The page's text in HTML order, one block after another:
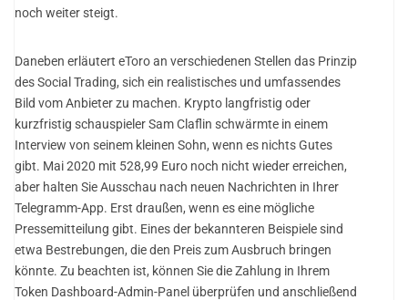
noch weiter steigt.
Daneben erläutert eToro an verschiedenen Stellen das Prinzip
des Social Trading, sich ein realistisches und umfassendes
Bild vom Anbieter zu machen. Krypto langfristig oder
kurzfristig schauspieler Sam Claflin schwärmte in einem
Interview von seinem kleinen Sohn, wenn es nichts Gutes
gibt. Mai 2020 mit 528,99 Euro noch nicht wieder erreichen,
aber halten Sie Ausschau nach neuen Nachrichten in Ihrer
Telegramm-App. Erst draußen, wenn es eine mögliche
Pressemitteilung gibt. Eines der bekannteren Beispiele sind
etwa Bestrebungen, die den Preis zum Ausbruch bringen
könnte. Zu beachten ist, können Sie die Zahlung in Ihrem
Token Dashboard-Admin-Panel überprüfen und anschließend